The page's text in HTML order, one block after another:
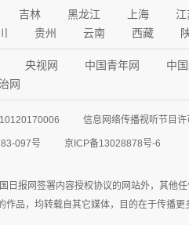
吉林 黑龙江 上海
贵州 云南 西藏
央视网 中国青年网 中
网
信息网络传播视听节目
097号 京ICP备13028878号-6
日报网签署内容授权协议的网站外，其他
品，均转载自其它媒体，目的在于传播